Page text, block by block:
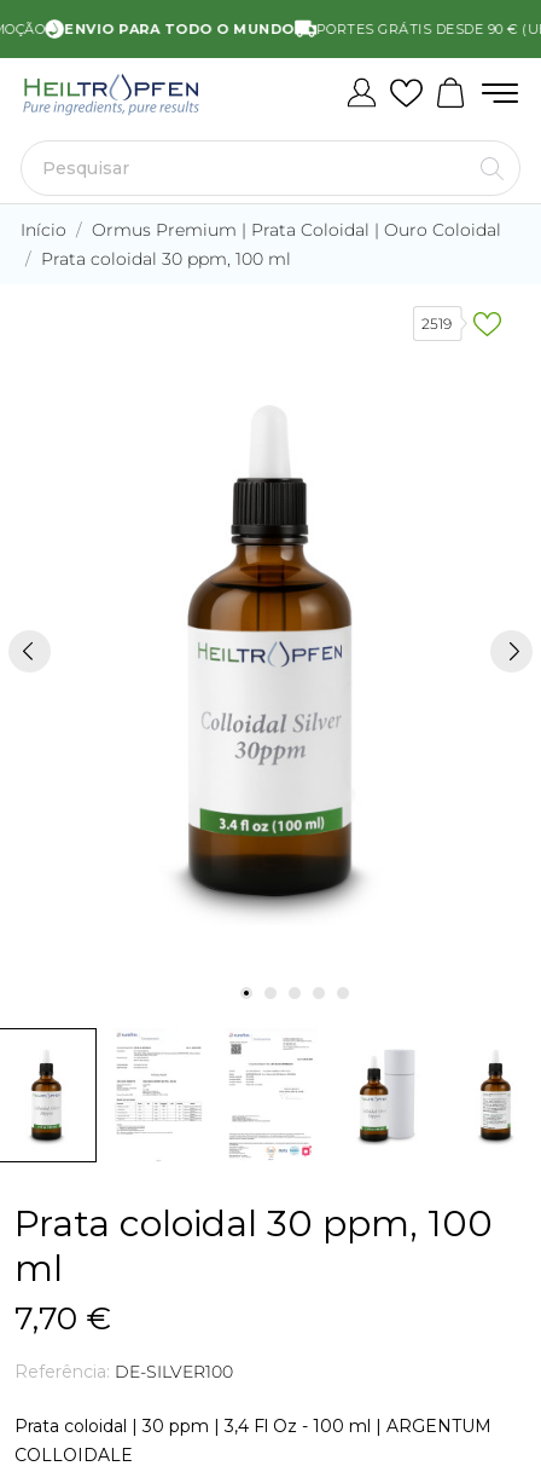
ENVIO PARA TODO O MUNDO PORTES GRÁTIS DESDE 90 € (UE)
Início
Ormus Premium | Prata Coloidal | Ouro Coloidal
Prata coloidal 30 ppm, 100 ml
2519
Prata coloidal 30 ppm, 100
ml
7,70 €
Referência: DE-SILVER100
Prata coloidal | 30 ppm | 3,4 Fl Oz - 100 ml | ARGENTUM
COLLOIDALE